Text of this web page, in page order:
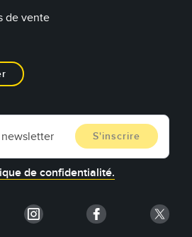
de vente
de confidentialité.